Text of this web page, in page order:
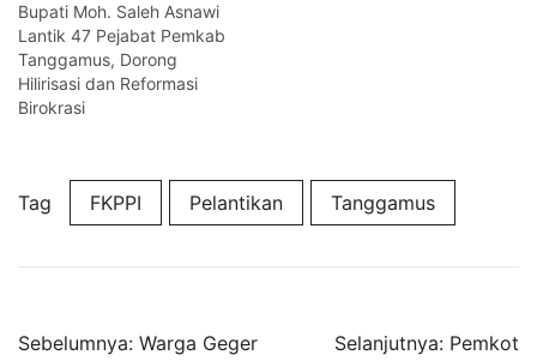
pertanian yang menjadi
salah satu program
Pemerintah Kabupaten
Tanggamus. Hal itu
disampaikan Ketua JMSI
jajaran Pengurus
beraudiensi dengan Bupati
Kabupaten Tanggamus, H.
Bupati Moh. Saleh Asnawi
Lantik 47 Pejabat Pemkab
Tanggamus, Dorong
Hilirisasi dan Reformasi
Birokrasi
Tag FKPPI Pelantikan Tanggamus
Navigasi
Sebelumnya: Warga Geger Selanjutnya: Pemkot